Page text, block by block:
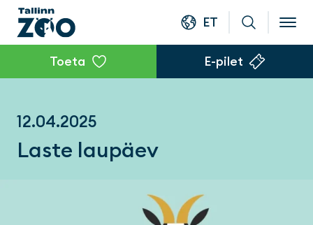
ET
Toeta E-pilet
12.04.2025
Laste laupäev